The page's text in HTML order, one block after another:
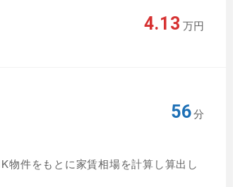
4.13 万円
56分
物件をもとに家賃相場を計算し算出し